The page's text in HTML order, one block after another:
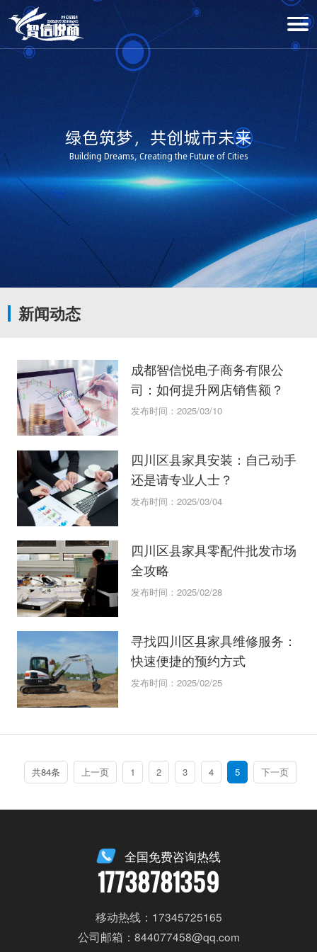
绿色筑梦，共创城市未来
Building Dreams, Creating the Future of Cities
新闻动态
成都智信悦电子商务有限公
司：如何提升网店销售额？
发布时间：2025/03/10
四川区县家具安装：自己动手
还是请专业人士？
发布时间：2025/03/04
四川区县家具零配件批发市场
全攻略
发布时间：2025/02/28
寻找四川区县家具维修服务：
快速便捷的预约方式
发布时间：2025/02/25
共84条 上一页 1 2 3 4 5 下一页
全国免费咨询热线
17738781359
移动热线：17345725165
公司邮箱：844077458@qq.com